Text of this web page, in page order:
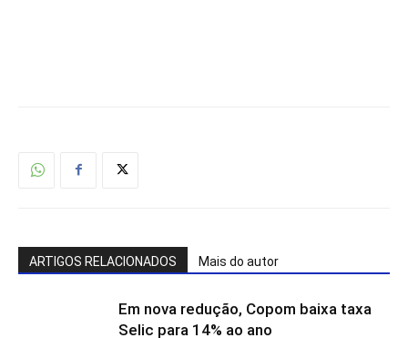
ARTIGOS RELACIONADOS Mais do autor
Em nova redução, Copom baixa taxa
Selic para 14% ao ano